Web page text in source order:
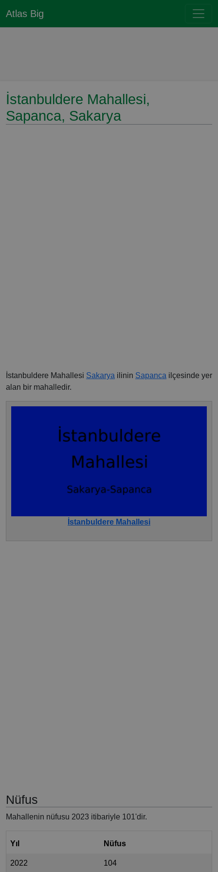
Atlas Big
İstanbuldere Mahallesi,
Sapanca, Sakarya
İstanbuldere Mahallesi Sakarya ilinin Sapanca ilçesinde yer
alan bir mahalledir.
İstanbuldere Mahallesi
Nüfus
Mahallenin nüfusu 2023 itibariyle 101'dir.
Yıl Nüfus
2022 104